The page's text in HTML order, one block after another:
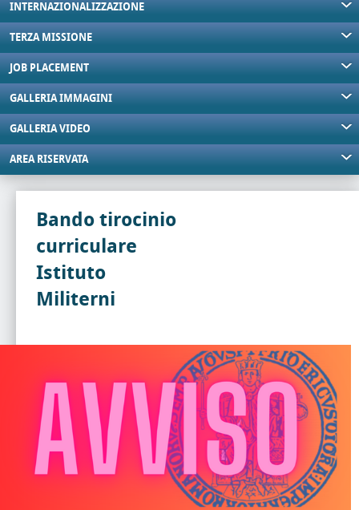
INTERNAZIONALIZZAZIONE
TERZA MISSIONE
JOB PLACEMENT
GALLERIA IMMAGINI
GALLERIA VIDEO
AREA RISERVATA
Bando tirocinio
curriculare
Istituto
Militerni